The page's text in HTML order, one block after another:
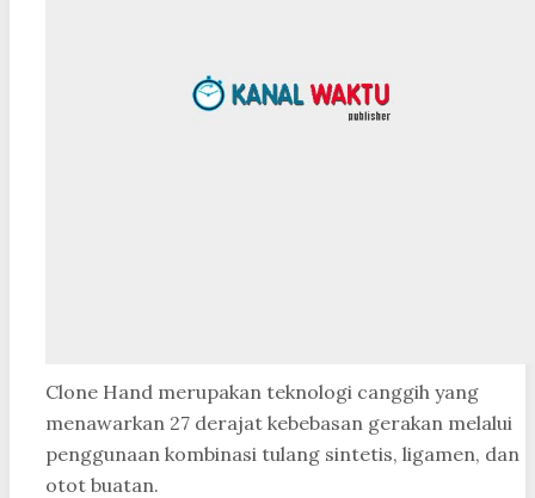
Clone Hand merupakan teknologi canggih yang
menawarkan 27 derajat kebebasan gerakan melalui
penggunaan kombinasi tulang sintetis, ligamen, dan
otot buatan.